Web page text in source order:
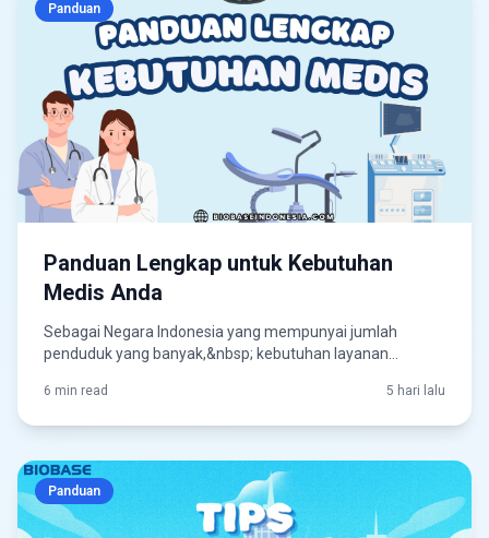
Panduan
Panduan Lengkap untuk Kebutuhan
Medis Anda
Sebagai Negara Indonesia yang mempunyai jumlah
penduduk yang banyak,&nbsp; kebutuhan layanan
6 min read 5 hari lalu
Panduan